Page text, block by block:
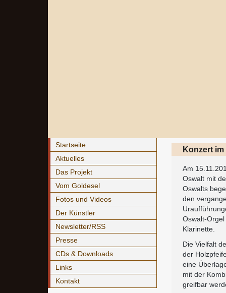
Startseite
Aktuelles
Das Projekt
Vom Goldesel
Fotos und Videos
Der Künstler
Newsletter/RSS
Presse
CDs & Downloads
Links
Kontakt
Konzert
Am
Oswalt mit
Oswalts
den
Oswalt-
Klarinette.
Die Vielfalt
der
eine
mit der
greifbar